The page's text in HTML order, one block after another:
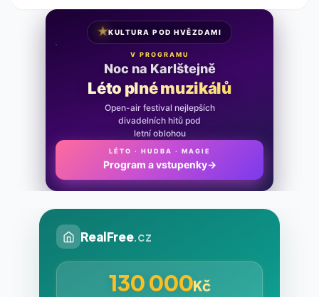
★KULTURA POD HVĚZDAMI
V PROGRAMU
Noc na Karlštejně
Léto plné muzikálů
Open-air festival nejlepších
divadelních hitů pod
letní oblohou
LÉTO · HUDBA · MAGIE
Program a vstupenky →
RealFree.cz
130 000Kč